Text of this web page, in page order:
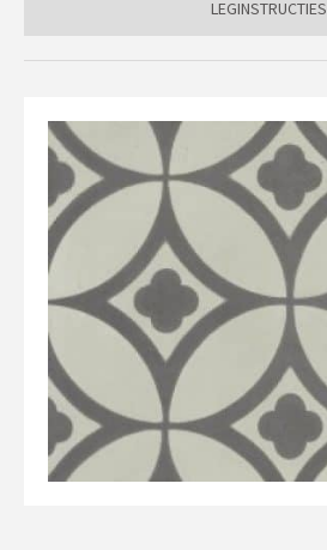
LEGINSTRUCTIES